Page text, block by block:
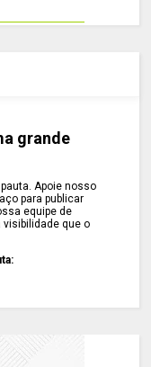
grande
Apoie nosso
para publicar
equipe de
que o